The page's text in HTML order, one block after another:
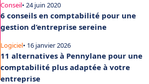
Conseil• 24 juin 2020
6 conseils en comptabilité pour une
gestion d’entreprise sereine
Logiciel• 16 janvier 2026
11 alternatives à Pennylane pour une
comptabilité plus adaptée à votre
entreprise